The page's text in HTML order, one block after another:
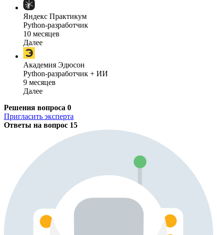
Яндекс Практикум
Python-разработчик
10 месяцев
Далее
Академия Эдюсон
Python-разработчик + ИИ
9 месяцев
Далее
Решения вопроса 0
Пригласить эксперта
Ответы на вопрос 15